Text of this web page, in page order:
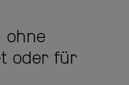
ohne
oder für